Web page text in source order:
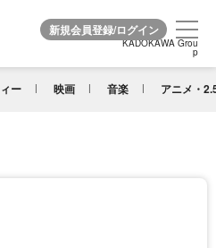
KADOKAWA Grou
p
ー 映画 音楽 アニメ・
KADOKAWA Grou
p